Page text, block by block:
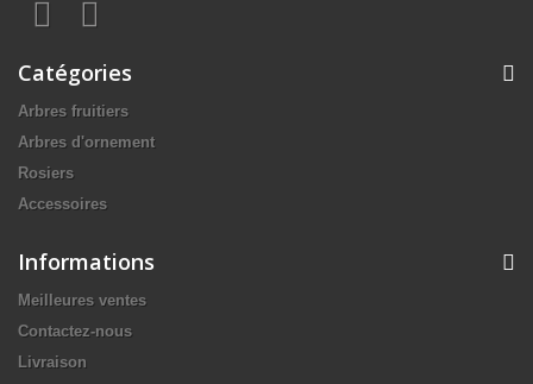
Catégories
Arbres fruitiers
Arbres d'ornement
Rosiers
Accessoires
Informations
Meilleures ventes
Contactez-nous
Livraison